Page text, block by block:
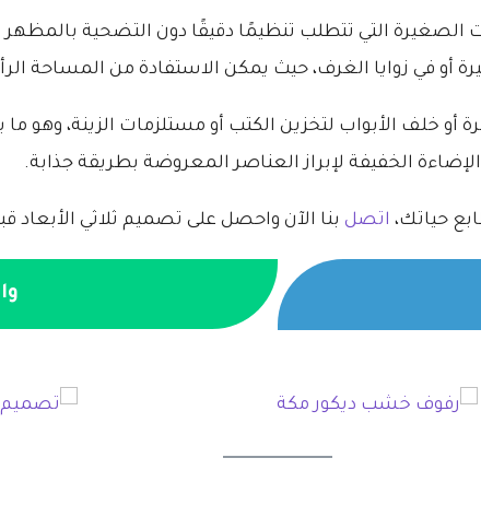
التي تتطلب تنظيمًا دقيقًا دون التضحية بالمظهر
في زوايا الغرف، حيث يمكن الاستفادة من المساحة
خلف الأبواب لتخزين الكتب أو مستلزمات الزينة، وهو
الخفيفة لإبراز العناصر المعروضة بطريقة جذابة.
حياتك، اتصل بنا الآن واحصل على تصميم ثلاثي الأبعاد